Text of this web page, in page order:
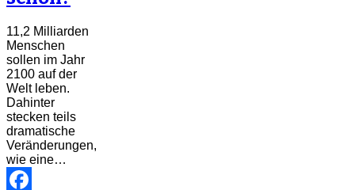
11,2 Milliarden
Menschen
sollen im Jahr
2100 auf der
Welt leben.
Dahinter
stecken teils
dramatische
Veränderungen,
wie eine…